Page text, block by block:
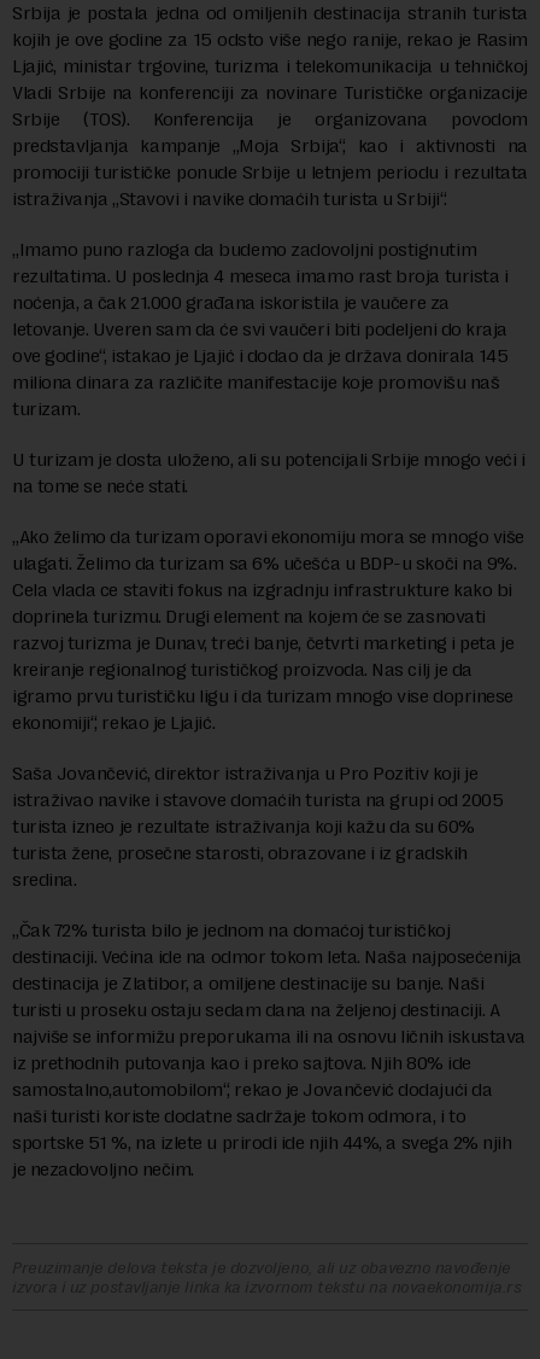
Srbija je postala jedna od omiljenih destinacija stranih turista
kojih je ove godine za 15 odsto više nego ranije, rekao je Rasim
Ljajić, ministar trgovine, turizma i telekomunikacija u tehničkoj
Vladi Srbije na konferenciji za novinare Turističke organizacije
Srbije (TOS). Konferencija je organizovana povodom
predstavljanja kampanje „Moja Srbija“, kao i aktivnosti na
promociji turističke ponude Srbije u letnjem periodu i rezultata
istraživanja „Stavovi i navike domaćih turista u Srbiji“.
„Imamo puno razloga da budemo zadovoljni postignutim
rezultatima. U poslednja 4 meseca imamo rast broja turista i
noćenja, a čak 21.000 građana iskoristila je vaučere za
letovanje. Uveren sam da će svi vaučeri biti podeljeni do kraja
ove godine“, istakao je Ljajić i dodao da je država donirala 145
miliona dinara za različite manifestacije koje promovišu naš
turizam.
U turizam je dosta uloženo, ali su potencijali Srbije mnogo veći i
na tome se neće stati.
„Ako želimo da turizam oporavi ekonomiju mora se mnogo više
ulagati. Želimo da turizam sa 6% učešća u BDP-u skoči na 9%.
Cela vlada ce staviti fokus na izgradnju infrastrukture kako bi
doprinela turizmu. Drugi element na kojem će se zasnovati
razvoj turizma je Dunav, treći banje, četvrti marketing i peta je
kreiranje regionalnog turističkog proizvoda. Nas cilj je da
igramo prvu turističku ligu i da turizam mnogo vise doprinese
ekonomiji“, rekao je Ljajić.
Saša Jovančević, direktor istraživanja u Pro Pozitiv koji je
istraživao navike i stavove domaćih turista na grupi od 2005
turista izneo je rezultate istraživanja koji kažu da su 60%
turista žene, prosečne starosti, obrazovane i iz gradskih
sredina.
„Čak 72% turista bilo je jednom na domaćoj turističkoj
destinaciji. Većina ide na odmor tokom leta. Naša najposećenija
destinacija je Zlatibor, a omiljene destinacije su banje. Naši
turisti u proseku ostaju sedam dana na željenoj destinaciji. A
najviše se informižu preporukama ili na osnovu ličnih iskustava
iz prethodnih putovanja kao i preko sajtova. Njih 80% ide
samostalno,automobilom“, rekao je Jovančević dodajući da
naši turisti koriste dodatne sadržaje tokom odmora, i to
sportske 51 %, na izlete u prirodi ide njih 44%, a svega 2% njih
je nezadovoljno nečim.
Preuzimanje delova teksta je dozvoljeno, ali uz obavezno navođenje
izvora i uz postavljanje linka ka izvornom tekstu na novaekonomija.rs